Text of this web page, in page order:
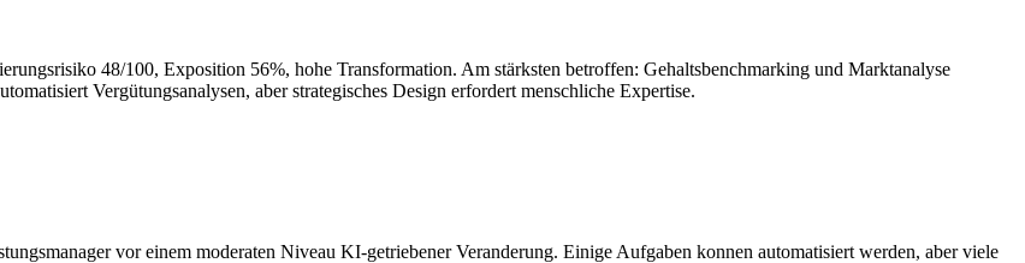
48/100, Exposition 56%, hohe Transformation. Am stärksten betroffen: Gehaltsbenchmarking und Marktanalyse
Vergütungsanalysen, aber strategisches Design erfordert menschliche Expertise.
vor einem moderaten Niveau KI-getriebener Veranderung. Einige Aufgaben konnen automatisiert werden, aber viele